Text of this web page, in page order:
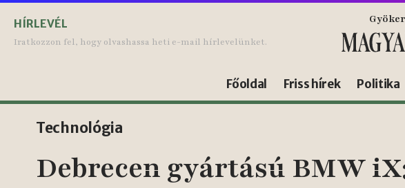
HÍRLEVÉL
Iratkozzon fel, hogy olvashassa heti e-mail hírlevelünket.
Főoldal Friss hírek Politika
Technológia
Debrecen gyártású BMW